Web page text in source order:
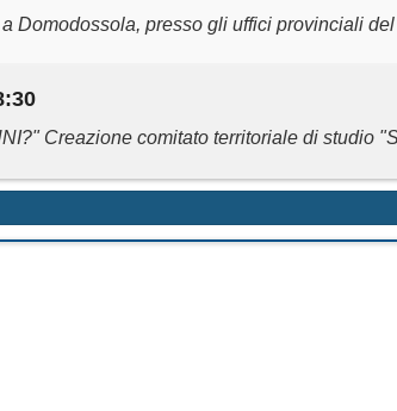
Domodossola, presso gli uffici provinciali
Creazione comitato territoriale di studio